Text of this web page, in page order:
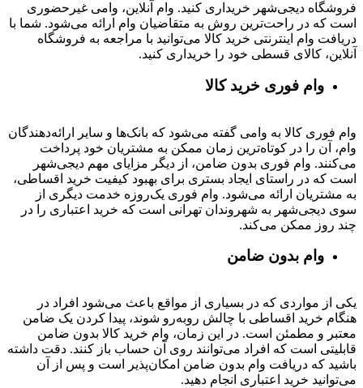
فروشگاه دیجی‌شهر خریداری کنید. وام آنلاین، وامی غیرحضوری
است که در راحت‌ترین روش به متقاضیان وام ارائه می‌شود. شما با
دریافت وام اینترنتی خرید کالا می‌توانید با مراجعه به فروشگاه
آنلاین، کالای قسطی خود را خریداری کنید.
وام فوری خرید کالا
وام فوری کالا به وامی گفته می‌شود که بانک‌ها و سایر ارائه‌دهندگان
وام، آن را در کوتاه‌ترین زمان ممکن به مشتریان خود پرداخت
می‌کنند. وام فوری بدون ضامن، از دیگر مزایای مهم دیجی‌شهر
است که در راستای ایجاد بستری برای بهبود کیفیت خرید اقساطی،
به مشتریان ارائه می‌شود. وام فوری یک‌روزه خدمت دیگری از
سوی دیجی‌شهر به شهروندان تهرانی است که خرید اعتباری را در
چند روز ممکن می‌کند.
وام بدون ضامن
یکی از مواردی که در بسیاری از مواقع باعث می‌شود افراد در
هنگام خرید اقساطی با چالش روبه‌رو شوند، پیدا کردن یک ضامن
معتبر و مطمئن است. در این زمان، وام خرید کالا بدون ضامن
قابلیتی است که افراد می‌توانند روی آن حساب باز کنند. دقت داشته
باشید که دریافت وام بدون ضامن امکان‌پذیر است و پس از آن
می‌توانید خرید اعتباری انجام دهید.